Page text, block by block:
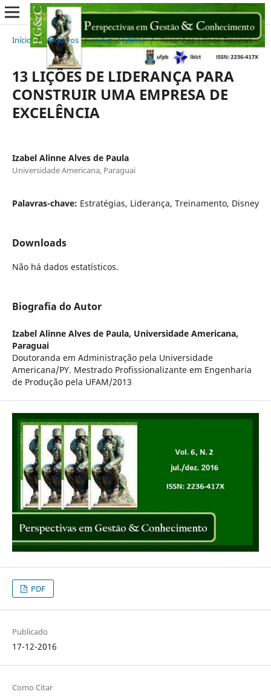
Início / Arquivos / v. 6 n. 2 (2016) / Resenhas | Book Reviews
13 LIÇÕES DE LIDERANÇA PARA
CONSTRUIR UMA EMPRESA DE
EXCELÊNCIA
Izabel Alinne Alves de Paula
Universidade Americana, Paraguai
Palavras-chave: Estratégias, Liderança, Treinamento, Disney
Downloads
Não há dados estatísticos.
Biografia do Autor
Izabel Alinne Alves de Paula, Universidade Americana,
Paraguai
Doutoranda em Administração pela Universidade
Americana/PY. Mestrado Profissionalizante em Engenharia
de Produção pela UFAM/2013
PDF
Publicado
17-12-2016
Como Citar